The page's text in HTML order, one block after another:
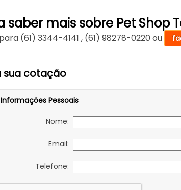
saber mais sobre Pet Shop
(61) 3344-4141 , (61) 98278-0220 ou
sua cotação
Informações Pessoais
Nome:
Email:
Telefone: